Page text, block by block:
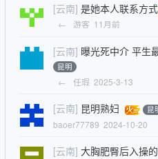
[云南] 是她本人联系方式
← 游客 11月前
[云南] 曝光死中介 平生
昆明
← 任瑕 2025-3-13
[云南] 昆明熟妇 昆
baoer77789 2024-10-20
[云南] 大胸肥臀后入操